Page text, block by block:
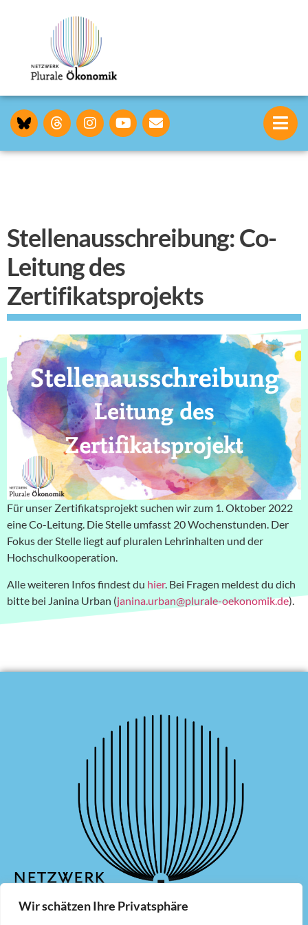
Wir schätzen Ihre Privatsphäre
Stellen­ausschreibung: Co-
Leitung des
Zertifikatsprojekts
Für unser Zertifikatsprojekt suchen wir zum 1. Oktober 2022
eine Co-Leitung. Die Stelle umfasst 20 Wochenstunden. Der
Fokus der Stelle liegt auf pluralen Lehrinhalten und der
Hochschulkooperation.
Alle weiteren Infos findest du hier. Bei Fragen meldest du dich
bitte bei Janina Urban (janina.urban@plurale-oekonomik.de).